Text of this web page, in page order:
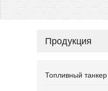
Продукция
Топливный танкер